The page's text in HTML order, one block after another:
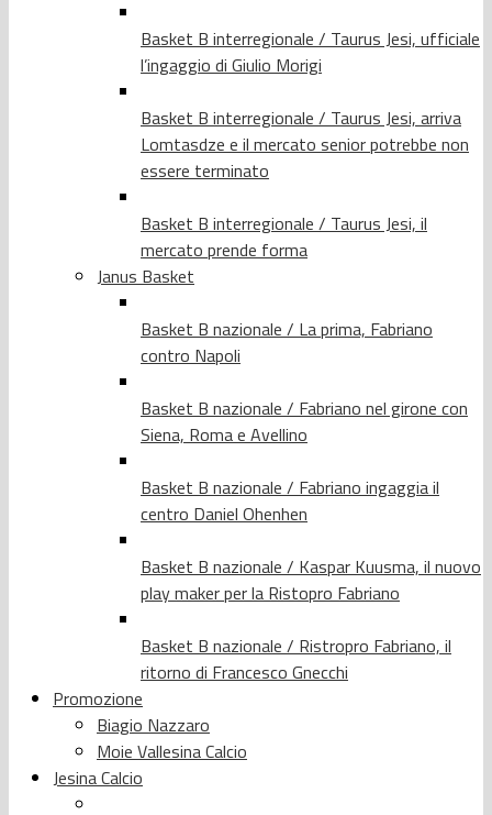
Basket B interregionale / Taurus Jesi, ufficiale
l’ingaggio di Giulio Morigi
Basket B interregionale / Taurus Jesi, arriva
Lomtasdze e il mercato senior potrebbe non
essere terminato
Basket B interregionale / Taurus Jesi, il
mercato prende forma
Janus Basket
Basket B nazionale / La prima, Fabriano
contro Napoli
Basket B nazionale / Fabriano nel girone con
Siena, Roma e Avellino
Basket B nazionale / Fabriano ingaggia il
centro Daniel Ohenhen
Basket B nazionale / Kaspar Kuusma, il nuovo
play maker per la Ristopro Fabriano
Basket B nazionale / Ristropro Fabriano, il
ritorno di Francesco Gnecchi
Promozione
Biagio Nazzaro
Moie Vallesina Calcio
Jesina Calcio